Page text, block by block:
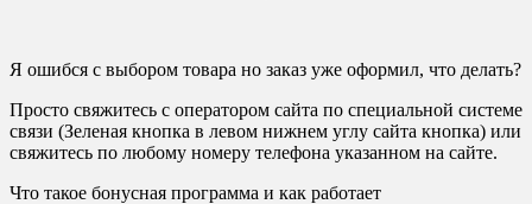
Я ошибся с выбором товара но заказ уже оформил, что делать?
Просто свяжитесь с оператором сайта по специальной системе
связи (Зеленая кнопка в левом нижнем углу сайта кнопка) или
свяжитесь по любому номеру телефона указанном на сайте.
Что такое бонусная программа и как работает